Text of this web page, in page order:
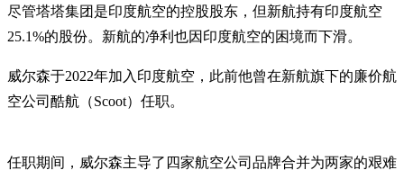
尽管塔塔集团是印度航空的控股股东，但新航持有印度航空
25.1%的股份。新航的净利也因印度航空的困境而下滑。
威尔森于2022年加入印度航空，此前他曾在新航旗下的廉价航
空公司酷航（Scoot）任职。
任职期间，威尔森主导了四家航空公司品牌合并为两家的艰难